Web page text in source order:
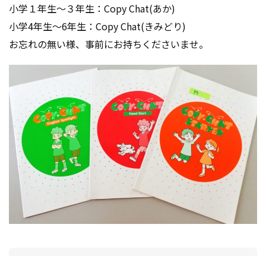
小学１年生～３年生：Copy Chat(あか)
小学4年生～6年生：Copy Chat(きみどり)
お忘れの無い様、事前にお持ちくださいませ。